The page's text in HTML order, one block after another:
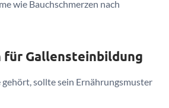
wie Bauchschmerzen nach
für Gallensteinbildung
sollte sein Ernährungsmuster